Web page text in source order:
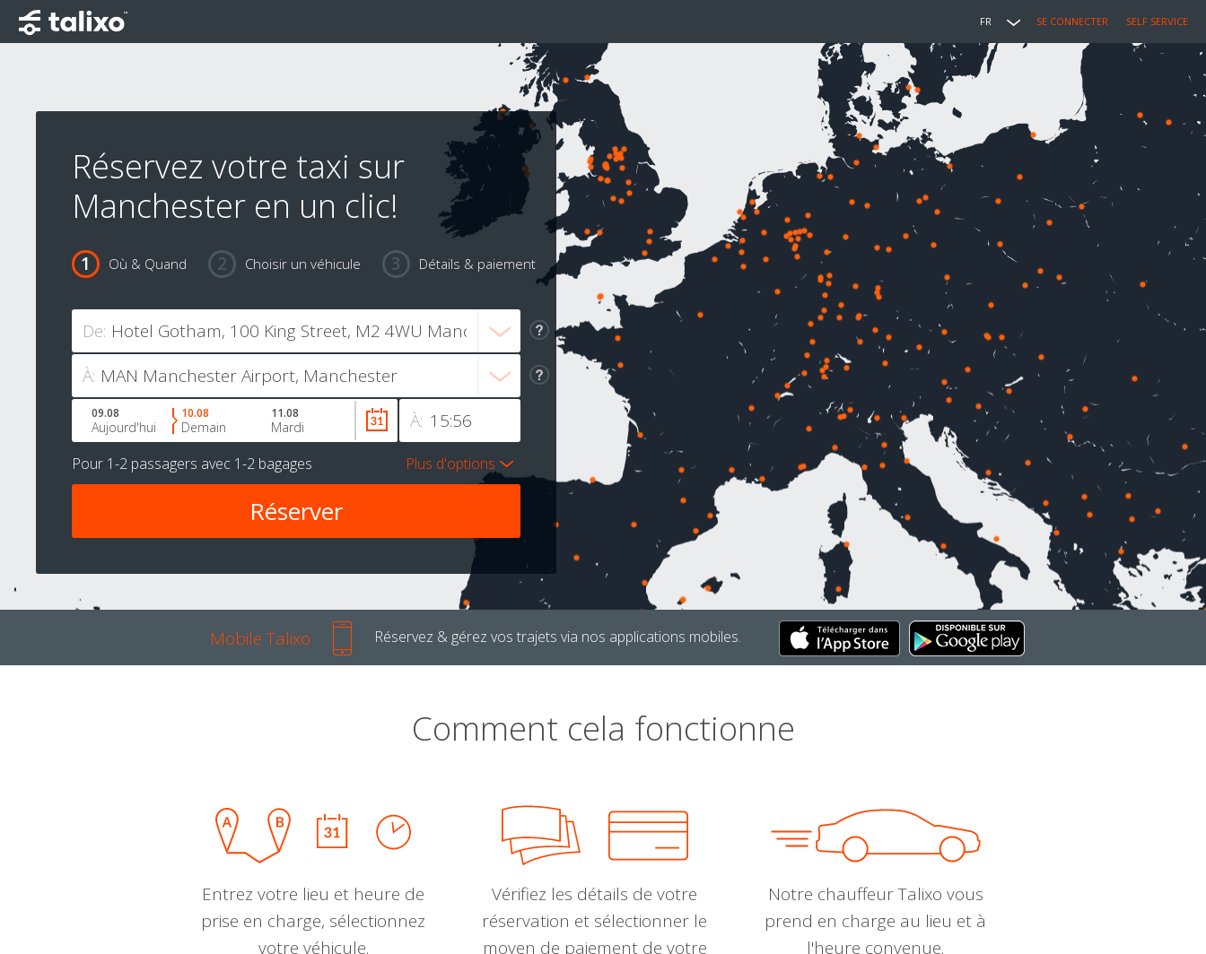
FR SE CONNECTER SELF SERVICE
Réservez votre taxi sur
Manchester en un clic!
Où & Quand Choisir un véhicule Détails & paiement
De:
À:
À:
09.08
Aujourd'hui
10.08
Demain
11.08
Mardi
Pour 1-2 passagers avec 1-2 bagages Plus d'options
Mobile Talixo Réservez & gérez vos trajets via nos applications mobiles.
Comment cela fonctionne
Entrez votre lieu et heure de
prise en charge, sélectionnez
votre véhicule.
Vérifiez les détails de votre
réservation et sélectionner le
moyen de paiement de votre
Notre chauffeur Talixo vous
prend en charge au lieu et à
l'heure convenue.